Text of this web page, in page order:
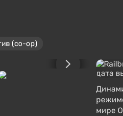
(co-op)
мире